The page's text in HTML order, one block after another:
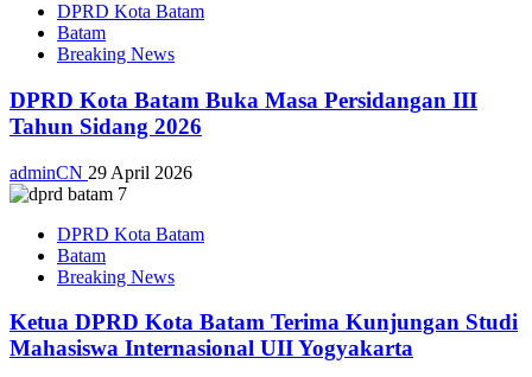
DPRD Kota Batam
Batam
Breaking News
DPRD Kota Batam Buka Masa Persidangan III
Tahun Sidang 2026
adminCN 29 April 2026
DPRD Kota Batam
Batam
Breaking News
Ketua DPRD Kota Batam Terima Kunjungan Studi
Mahasiswa Internasional UII Yogyakarta